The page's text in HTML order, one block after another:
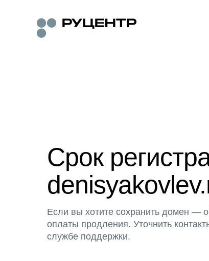
Срок
Если вы хотите сохранить домен —
оплаты продления. Уточнить
службе поддержки.